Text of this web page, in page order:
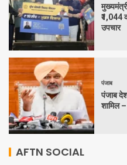
₹1,044
उपचार
पंजाब
पंजाब
शामिल –
AFTN SOCIAL